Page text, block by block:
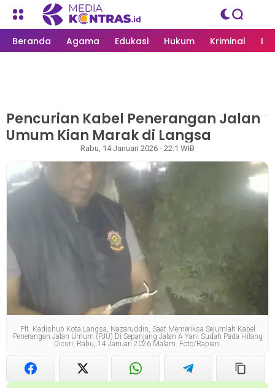
Beranda Agama Edukasi Hukum Kriminal
MEDIAKONTRAS.ID/KRIMINAL
Pencurian Kabel Penerangan Jalan
Umum Kian Marak di Langsa
Rabu, 14 Januari 2026 - 22:1 WIB
Plt. Kadishub Kota Langsa, Nazaruddin, Saat Memeriksa Sejumlah Kabel
Penerangan Jalan Umum (PJU) Di Sepanjang Jalan A Yani Sudah Pada Hilang
Dicuri, Rabu, 14 Januari 2026 Malam. Foto/Rapian.